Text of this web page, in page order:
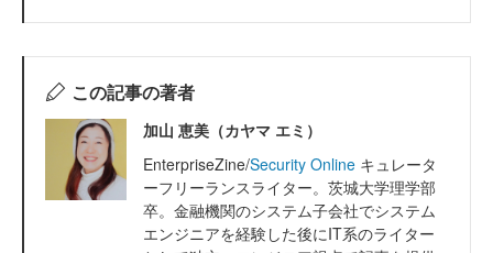
この記事の著者
加山 恵美（カヤマ エミ）
EnterpriseZine/Security Online キュレータ
ーフリーランスライター。茨城大学理学部
卒。金融機関のシステム子会社でシステム
エンジニアを経験した後にIT系のライター